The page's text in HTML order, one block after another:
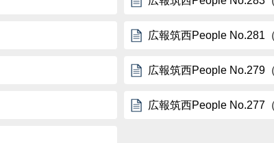
広報筑西People No.281
広報筑西People No.279
広報筑西People No.277